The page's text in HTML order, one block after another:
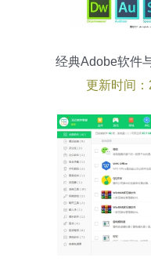
经典Adobe软件
更新时间